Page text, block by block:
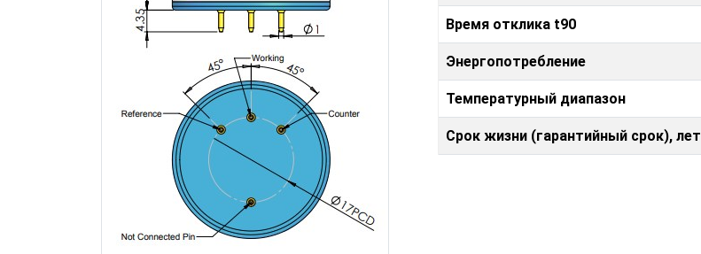
Время отклика t90
Энергопотребление
Температурный диапазон
Срок жизни (гарантийный срок), лет